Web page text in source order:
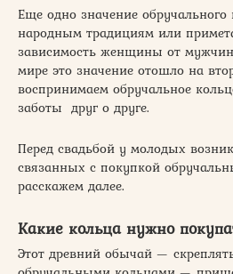
Еще одно значение
народным традициям или
зависимость женщины от
мире это значение отошло на
воспринимаем обручальное
заботы друг о друге.
Перед свадьбой у молодых
связанных с покупкой
расскажем далее.
Какие кольца нужно
Этот древний обычай —